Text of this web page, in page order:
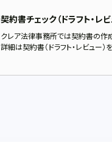
契約書チェック（ドラフト・レビ
クレア法律事務所では契約書の作
詳細は契約書（ドラフト・レビュー）